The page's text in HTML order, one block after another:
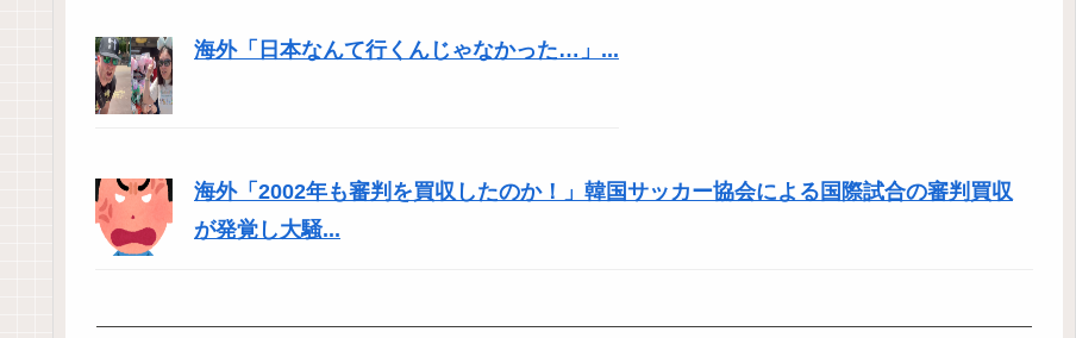
海外「日本なんて行くんじゃなかった…」...
海外「2002年も審判を買収したのか！」韓国サッカー協会による国際試合の審判買収
が発覚し大騒...